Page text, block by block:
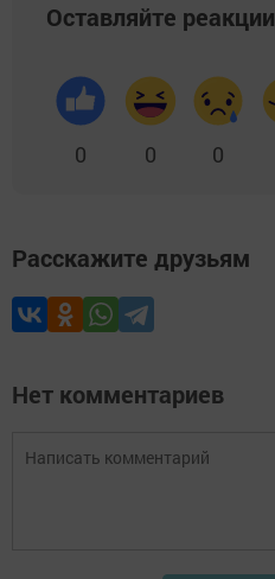
Оставляйте реакции
0 0 0
Расскажите друзьям
Нет комментариев